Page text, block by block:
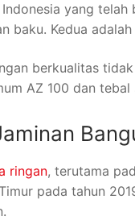
yang
baku. Kedua
berkualitas
AZ 100 dan
ringan, terutama
pada tahun